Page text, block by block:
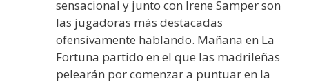
sensacional y junto con Irene Samper son
las jugadoras más destacadas
ofensivamente hablando. Mañana en La
Fortuna partido en el que las madrileñas
pelearán por comenzar a puntuar en la